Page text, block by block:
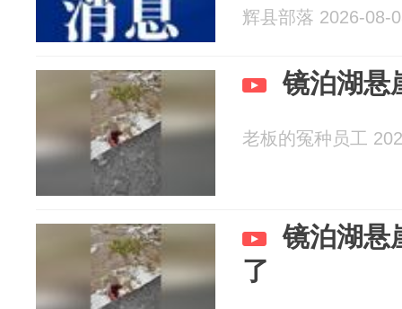
辉县部落 2026-08-
镜泊湖悬
老板的冤种员工
镜泊湖悬
了